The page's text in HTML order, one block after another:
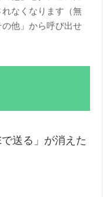
なくなります（無
他」から呼び出せ
送る」が消えた